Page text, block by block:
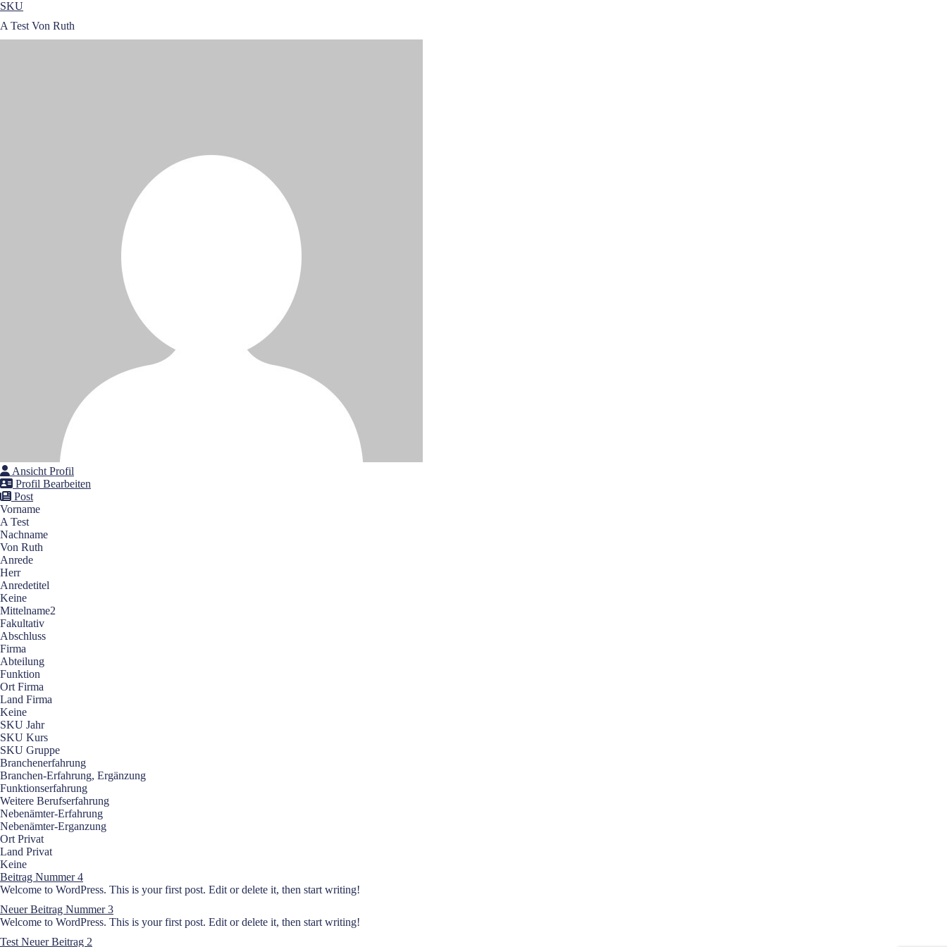
SKU
A Test Von Ruth
Ansicht Profil
Profil Bearbeiten
Post
Vorname
A Test
Nachname
Von Ruth
Anrede
Herr
Anredetitel
Keine
Mittelname2
Fakultativ
Abschluss
Firma
Abteilung
Funktion
Ort Firma
Land Firma
Keine
SKU Jahr
SKU Kurs
SKU Gruppe
Branchenerfahrung
Branchen-Erfahrung, Ergänzung
Funktionserfahrung
Weitere Berufserfahrung
Nebenämter-Erfahrung
Nebenämter-Erganzung
Ort Privat
Land Privat
Keine
Beitrag Nummer 4
Welcome to WordPress. This is your first post. Edit or delete it, then start writing!
Neuer Beitrag Nummer 3
Welcome to WordPress. This is your first post. Edit or delete it, then start writing!
Test Neuer Beitrag 2